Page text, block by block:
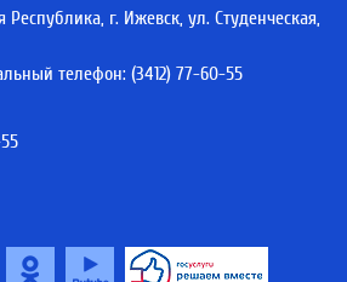
Республика, г. Ижевск, ул. Студенческая,
телефон: (3412) 77-60-55